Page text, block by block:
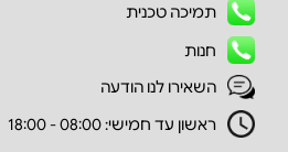
תמיכה טכנית
חנות
השאירו לנו הודעה
ראשון עד חמישי: 08:00 - 18:00